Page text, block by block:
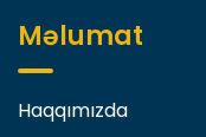
Məlumat
Haqqımızda